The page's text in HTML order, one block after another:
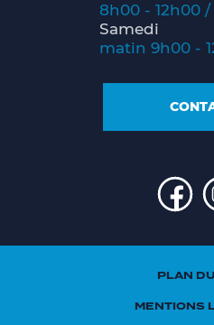
8h00 - 12h00 /
Samedi
matin 9h00 -
PLAN
MENTIONS